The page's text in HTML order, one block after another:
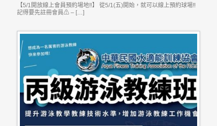
【5/1開放線上會員預約場地‼】 從5/1(五)開始，就可以線上預約球場‼
記得要先註冊會員⚠ – […]